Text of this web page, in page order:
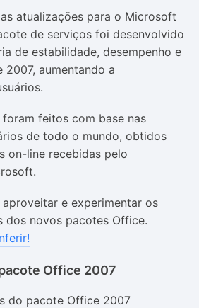
atualizações para o Microsoft
de serviços foi desenvolvido
de estabilidade, desempenho e
2007, aumentando a
feitos com base nas
de todo o mundo, obtidos
on-line recebidas pelo
e experimentar os
dos novos pacotes Office.
Office 2007
do pacote Office 2007